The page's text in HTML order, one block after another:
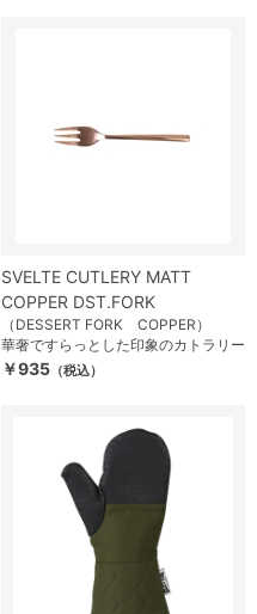
SVELTE CUTLERY MATT
COPPER DST.FORK
（DESSERT FORK COPPER）
華奢ですらっとした印象のカトラリー
￥935 （税込）